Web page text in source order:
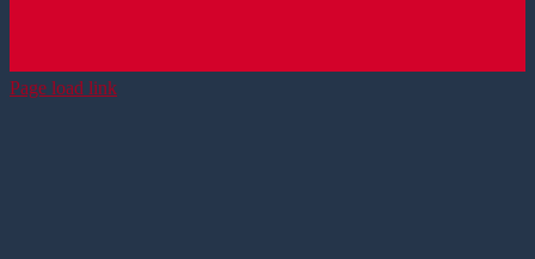
Page load link